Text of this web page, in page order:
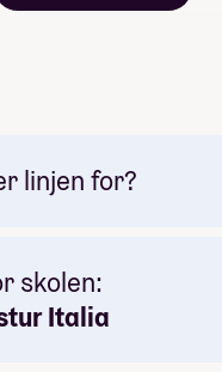
linjen for?
skolen:
Italia